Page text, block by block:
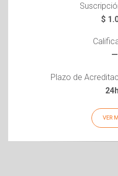
$
—
Plazo de
VER